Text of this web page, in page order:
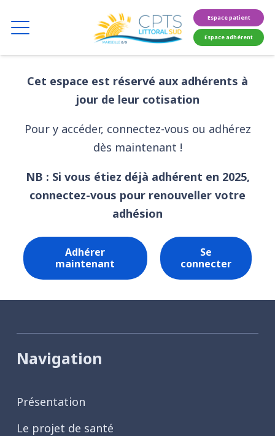
Espace patient
Espace adhérent
Cet espace est réservé aux adhérents à
jour de leur cotisation
Pour y accéder, connectez-vous ou adhérez
dès maintenant !
NB : Si vous étiez déjà adhérent en 2025,
connectez-vous pour renouveller votre
adhésion
Adhérer
maintenant
Se
connecter
Navigation
Présentation
Le projet de santé